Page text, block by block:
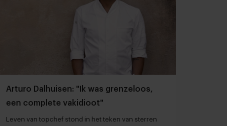
Arturo Dalhuisen: "Ik was grenzeloos,
een complete vakidioot"
Leven van topchef stond in het teken van sterren